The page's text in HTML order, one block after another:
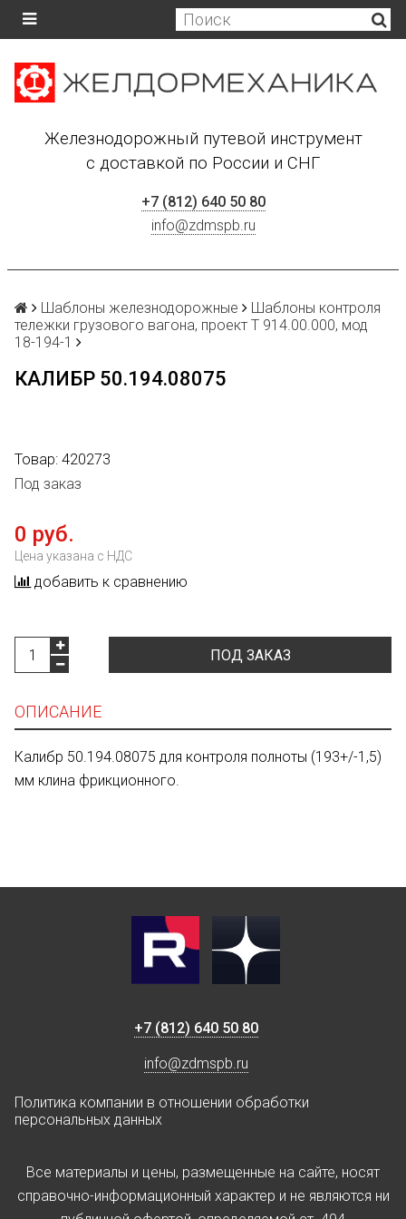
Железнодорожный путевой инструмент
с доставкой по России и СНГ
+7 (812) 640 50 80
info@zdmspb.ru
Шаблоны железнодорожные
Шаблоны контроля
тележки грузового вагона, проект Т 914.00.000, мод
18-194-1
КАЛИБР 50.194.08075
Товар: 420273
Под заказ
0 руб.
Цена указана с НДС
добавить к сравнению
ПОД ЗАКАЗ
ОПИСАНИЕ
Калибр 50.194.08075 для контроля полноты (193+/-1,5)
мм клина фрикционного.
+7 (812) 640 50 80
info@zdmspb.ru
Политика компании в отношении обработки
персональных данных
Все материалы и цены, размещенные на сайте, носят
справочно-информационный характер и не являются ни